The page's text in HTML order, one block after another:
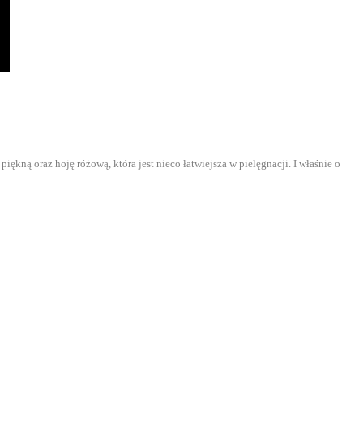
oraz hoję różową, która jest nieco łatwiejsza w pielęgnacji. I właśnie o